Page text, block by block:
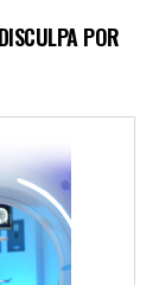
POR